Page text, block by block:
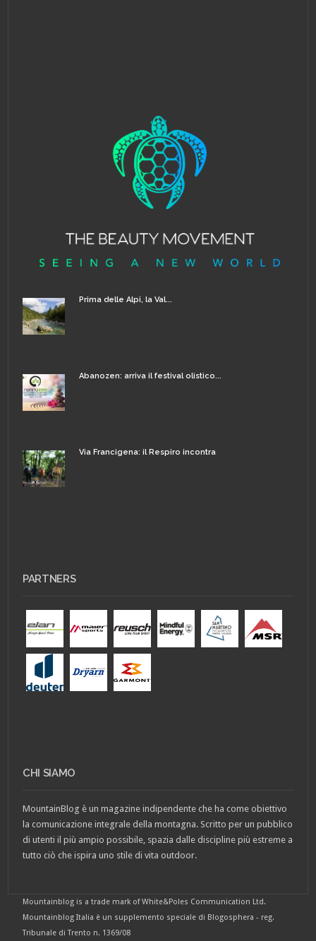
Prima delle Alpi, la Val...
Abanozen: arriva il festival olistico...
Via Francigena: il Respiro incontra
PARTNERS
CHI SIAMO
MountainBlog è un magazine indipendente che ha come obiettivo
la comunicazione integrale della montagna. Scritto per un pubblico
di utenti il più ampio possibile, spazia dalle discipline più estreme a
tutto ciò che ispira uno stile di vita outdoor.
Mountainblog is a trade mark of White&Poles Communication Ltd.
Mountainblog Italia è un supplemento speciale di Blogosphera - reg.
Tribunale di Trento n. 1369/08